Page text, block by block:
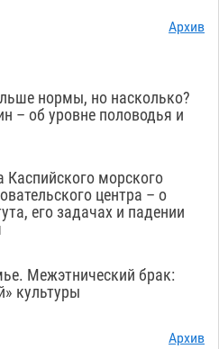
Архив
нормы, но насколько?
– об уровне половодья и
Каспийского морского
центра – о
его задачах и падении
Межэтнический брак:
культуры
Архив